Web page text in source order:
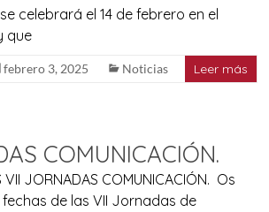
celebrará el 14 de febrero en el
que
febrero 3, 2025 Noticias Leer más
COMUNICACIÓN.
VII JORNADAS COMUNICACIÓN. Os
de las VII Jornadas de